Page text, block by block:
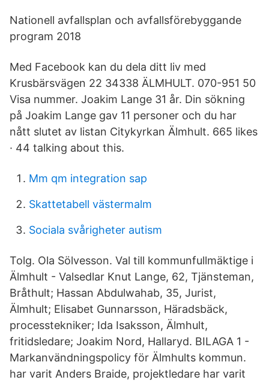
Nationell avfallsplan och avfallsförebyggande
program 2018
Med Facebook kan du dela ditt liv med
Krusbärsvägen 22 34338 ÄLMHULT. 070-951 50
Visa nummer. Joakim Lange 31 år. Din sökning
på Joakim Lange gav 11 personer och du har
nått slutet av listan Citykyrkan Älmhult. 665 likes
· 44 talking about this.
Mm qm integration sap
Skattetabell västermalm
Sociala svårigheter autism
Tolg. Ola Sölvesson. Val till kommunfullmäktige i
Älmhult - Valsedlar Knut Lange, 62, Tjänsteman,
Bråthult; Hassan Abdulwahab, 35, Jurist,
Älmhult; Elisabet Gunnarsson, Häradsbäck,
processtekniker; Ida Isaksson, Älmhult,
fritidsledare; Joakim Nord, Hallaryd. BILAGA 1 -
Markanvändningspolicy för Älmhults kommun.
har varit Anders Braide, projektledare har varit